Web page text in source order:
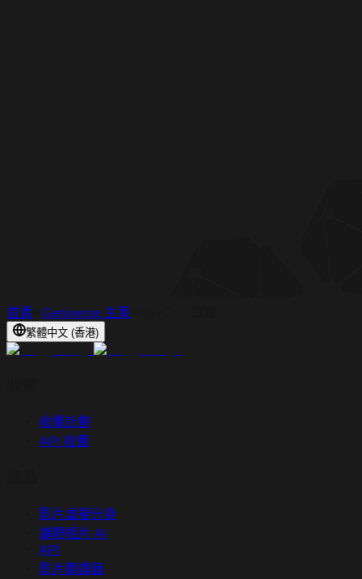
首頁 Geniverse 主頁
繁體中文 (香港)
收費計劃
API 收費
影片虛擬分身
講嘢相片 AI
API
影片翻譯器